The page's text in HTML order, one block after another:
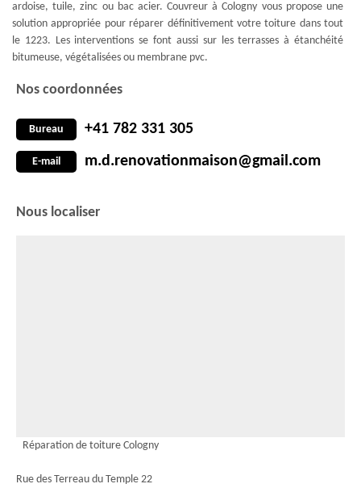
ardoise, tuile, zinc ou bac acier. Couvreur à Cologny vous propose une
solution appropriée pour réparer définitivement votre toiture dans tout
le 1223. Les interventions se font aussi sur les terrasses à étanchéité
bitumeuse, végétalisées ou membrane pvc.
Nos coordonnées
Bureau +41 782 331 305
E-mail m.d.renovationmaison@gmail.com
Nous localiser
Réparation de toiture Cologny
Rue des Terreau du Temple 22